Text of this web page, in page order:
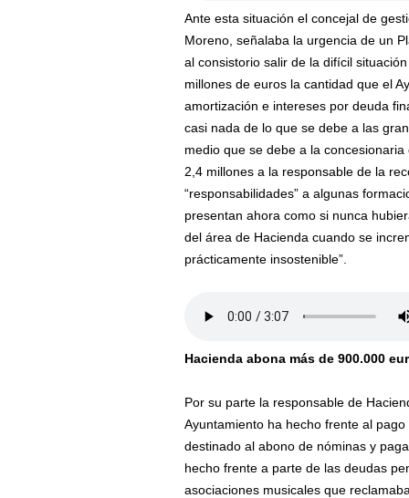
Ante esta situación el concejal de
Moreno, señalaba la urgencia de un
al consistorio salir de la difícil
millones de euros la cantidad que el
amortización e intereses por deuda
casi nada de lo que se debe a las
medio que se debe a la
2,4 millones a la responsable de la
“responsabilidades” a algunas
presentan ahora como si nunca
del área de Hacienda cuando se
prácticamente insostenible”.
Hacienda abona más de 900.000
Por su parte la responsable de
Ayuntamiento ha hecho frente al
destinado al abono de nóminas y
hecho frente a parte de las deudas
asociaciones musicales que